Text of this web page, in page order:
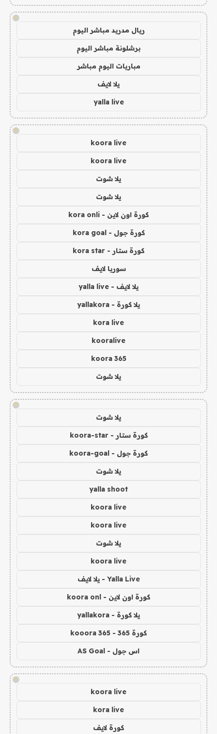
!
ريال مدريد مباشر اليوم
برشلونة مباشر اليوم
مباريات اليوم مباشر
يلا لايف
yalla live
!
koora live
koora live
يلا شوت
يلا شوت
كورة اون لاين - kora onli
كورة جول - kora goal
كورة ستار - kora star
سوريا لايف
يلا لايف - yalla live
يلا كورة - yallakora
kora live
kooralive
koora 365
يلا شوت
!
يلا شوت
كورة ستار - koora-star
كورة جول - koora-goal
يلا شوت
yalla shoot
koora live
koora live
يلا شوت
koora live
Yalla Live - يلا لايف
كورة اون لاين - koora onl
يلا كورة - yallakora
كورة 365 - kooora 365
اس جول - AS Goal
!
koora live
kora live
كورة لايف